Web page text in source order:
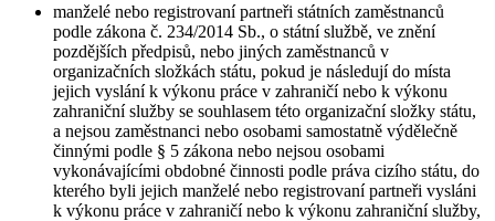
manželé nebo registrovaní partneři státních zaměstnanců
podle zákona č. 234/2014 Sb., o státní službě, ve znění
pozdějších předpisů, nebo jiných zaměstnanců v
organizačních složkách státu, pokud je následují do místa
jejich vyslání k výkonu práce v zahraničí nebo k výkonu
zahraniční služby se souhlasem této organizační složky státu,
a nejsou zaměstnanci nebo osobami samostatně výdělečně
činnými podle § 5 zákona nebo nejsou osobami
vykonávajícími obdobné činnosti podle práva cizího státu, do
kterého byli jejich manželé nebo registrovaní partneři vysláni
k výkonu práce v zahraničí nebo k výkonu zahraniční služby,